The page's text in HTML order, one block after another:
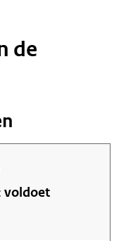
de
voldoet